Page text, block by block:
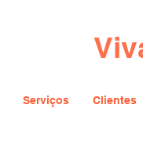
Serviços Clientes